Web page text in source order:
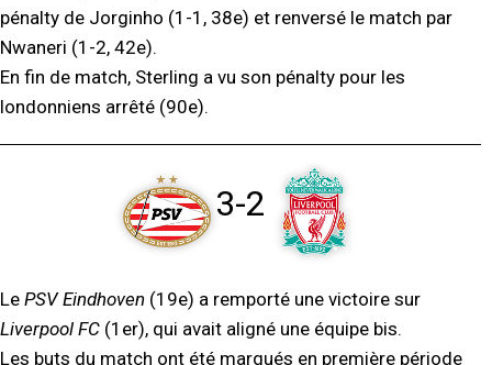
pénalty de Jorginho (1-1, 38e) et renversé le match par
Nwaneri (1-2, 42e).
En fin de match, Sterling a vu son pénalty pour les
londonniens arrêté (90e).
3-2
Le PSV Eindhoven (19e) a remporté une victoire sur
Liverpool FC (1er), qui avait aligné une équipe bis.
Les buts du match ont été marqués en première période